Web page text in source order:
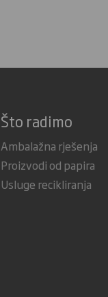
Što radimo
Ambalažna rješenja
Proizvodi od papira
Usluge recikliranja